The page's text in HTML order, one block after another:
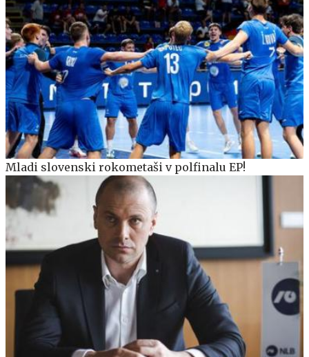
Mladi slovenski rokometaši v polfinalu EP!